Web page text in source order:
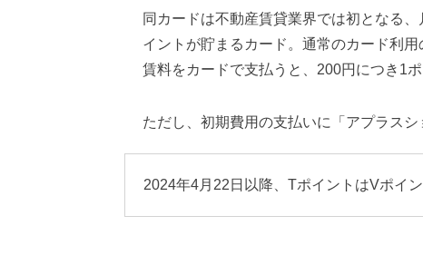
同カードは不動産賃貸業界では初となる
イントが貯まるカード。通常のカード利
賃料をカードで支払うと、200円につき1ポ
ただし、初期費用の支払いに「アプラス
2024年4月22日以降、TポイントはVポイ